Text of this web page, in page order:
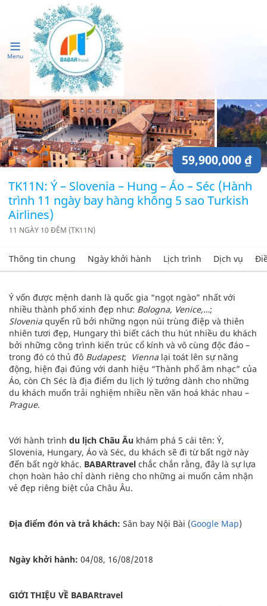
Menu
59,900,000 ₫
TK11N: Ý – Slovenia – Hung – Áo – Séc (Hành
trình 11 ngày bay hàng không 5 sao Turkish
Airlines)
11 NGÀY 10 ĐÊM (TK11N)
Thông tin chung Ngày khởi hành Lịch trình Dịch vụ
Ý vốn được mệnh danh là quốc gia “ngọt ngào” nhất với
nhiều thành phố xinh đẹp như: Bologna, Venice,…;
Slovenia quyến rũ bởi những ngọn núi trùng điệp và thiên
nhiên tươi đẹp, Hungary thì biết cách thu hút nhiều du khách
bởi những công trình kiến trúc cổ kính và vô cùng độc đáo –
trong đó có thủ đô Budapest; Vienna lại toát lên sự năng
động, hiện đại đúng với danh hiệu “Thành phố âm nhạc” của
Áo, còn Ch Séc là địa điểm du lịch lý tưởng dành cho những
du khách muốn trải nghiệm nhiều nền văn hoá khác nhau –
Prague.
Với hành trình du lịch Châu Âu khám phá 5 cái tên: Ý,
Slovenia, Hungary, Áo và Séc, du khách sẽ đi từ bất ngờ này
đến bất ngờ khác. BABARtravel chắc chắn rằng, đây là sự lựa
chọn hoàn hảo chỉ dành riêng cho những ai muốn cảm nhận
vẻ đẹp riêng biệt của Châu Âu.
Địa điểm đón và trả khách: Sân bay Nội Bài (Google Map)
Ngày khởi hành: 04/08, 16/08/2018
GIỚI THIỆU VỀ BABARtravel